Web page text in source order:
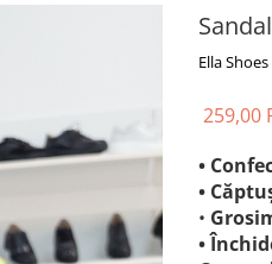
Ella Shoes
259,00
•
•
•
•